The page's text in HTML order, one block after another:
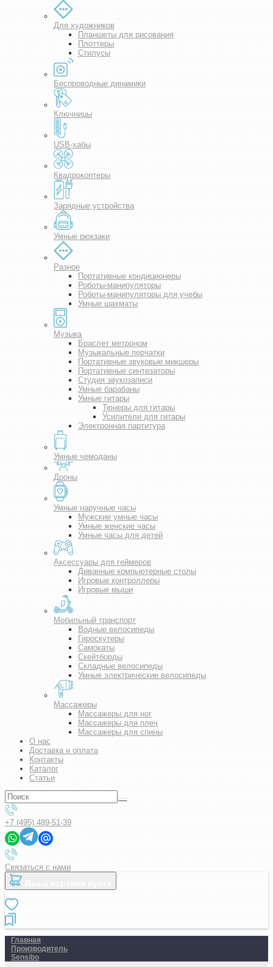
Для художников
Планшеты для рисования
Плоттеры
Стилусы
Беспроводные динамики
Ключницы
USB-хабы
Квадрокоптеры
Зарядные устройства
Умные рюкзаки
Разное
Портативные кондиционеры
Роботы-манипуляторы
Роботы-манипуляторы для учебы
Умные шахматы
Музыка
Браслет метроном
Музыкальные перчатки
Портативные звуковые микшеры
Портативные синтезаторы
Студия звукозаписи
Умные барабаны
Умные гитары
Тюнеры для гитары
Усилители для гитары
Электронная партитура
Умные чемоданы
Дроны
Умные наручные часы
Мужские умные часы
Умные женские часы
Умные часы для детей
Аксессуары для геймеров
Диванные компьютерные столы
Игровые контроллеры
Игровые мыши
Мобильный транспорт
Водные велосипеды
Гироскутеры
Самокаты
Скейтборды
Складные велосипеды
Умные электрические велосипеды
Массажеры
Массажеры для ног
Массажеры для плеч
Массажеры для спины
О нас
Доставка и оплата
Контакты
Каталог
Статьи
+7 (495) 489-51-39
Связаться с нами
Главная
Производитель
Sensibo